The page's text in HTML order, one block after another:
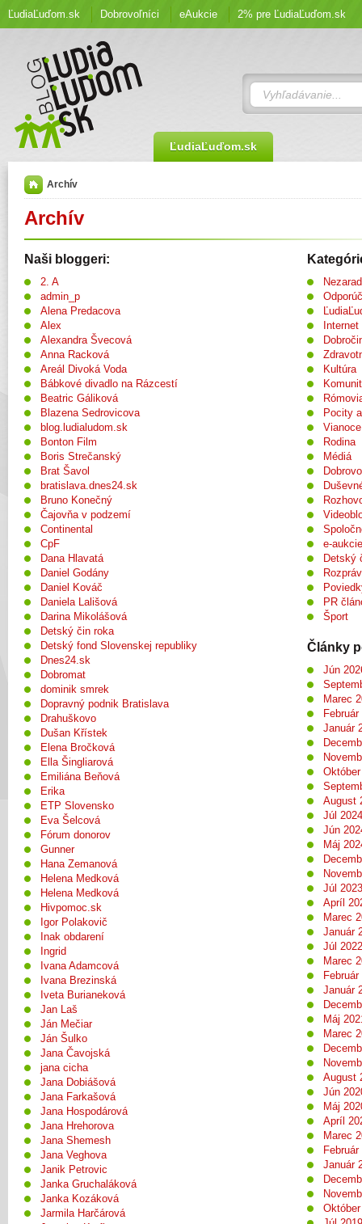
ĽudiaĽuďom.sk Dobrovoľníci eAukcie 2% pre ĽudiaĽuďom.sk
ĽudiaĽuďom.sk
Archív
Archív
Naši bloggeri:
2. A
admin_p
Alena Predacova
Alex
Alexandra Švecová
Anna Racková
Areál Divoká Voda
Bábkové divadlo na Rázcestí
Beatric Gáliková
Blazena Sedrovicova
blog.ludialudom.sk
Bonton Film
Boris Strečanský
Brat Šavol
bratislava.dnes24.sk
Bruno Konečný
Čajovňa v podzemí
Continental
CpF
Dana Hlavatá
Daniel Godány
Daniel Kováč
Daniela Lališová
Darina Mikolášová
Detský čin roka
Detský fond Slovenskej republiky
Dnes24.sk
Dobromat
dominik smrek
Dopravný podnik Bratislava
Drahuškovo
Dušan Křístek
Elena Bročková
Ella Šingliarová
Emiliána Beňová
Erika
ETP Slovensko
Eva Šelcová
Fórum donorov
Gunner
Hana Zemanová
Helena Medková
Helena Medková
Hivpomoc.sk
Igor Polakovič
Inak obdarení
Ingrid
Ivana Adamcová
Ivana Brezinská
Iveta Burianeková
Jan Laš
Ján Mečiar
Ján Šulko
Jana Čavojská
jana cicha
Jana Dobiášová
Jana Farkašová
Jana Hospodárová
Jana Hrehorova
Jana Shemesh
Jana Veghova
Janik Petrovic
Janka Gruchaláková
Janka Kozáková
Jarmila Harčárová
Internet
Kultúra
Pocity
Rodina
Médiá
e-aukcie
Detský
PR
Šport
Články
Jún
Marec
Február
Január
August
Júl 2024
Jún
Máj
Júl 2023
Apríl
Marec
Január
Júl 2022
Marec
Február
Január
Máj
Marec
August
Jún
Máj
Apríl
Marec
Február
Január